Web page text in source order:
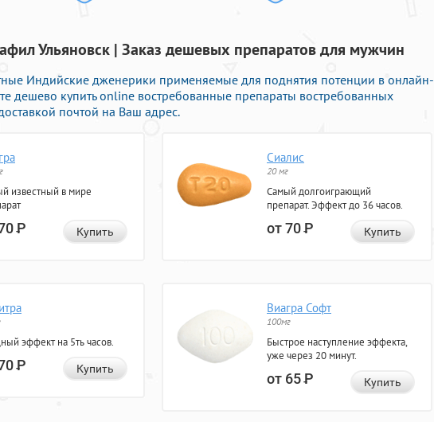
Ульяновск | Заказ дешевых препаратов для мужчин
Индийские дженерики применяемые для поднятия потенции в онлайн-
дешево купить online востребованные препараты востребованных
почтой на Ваш адрес.
известный в мире
Р Купить
Сиалис
20 мг
Самый долгоиграющий
препарат. Эффект до 36 часов.
от 70Р Купить
эффект на 5ть часов.
Р Купить
Виагра Софт
100мг
Быстрое наступление эффекта,
уже через 20 минут.
от 65Р Купить